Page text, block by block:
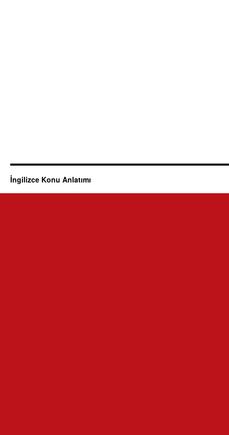
İngilizce Konu Anlatımı